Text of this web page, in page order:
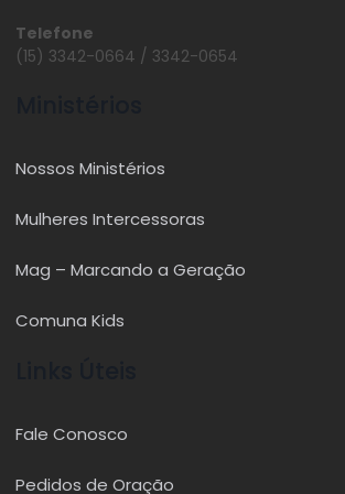
Telefone
(15) 3342-0664 / 3342-0654
Nossos Ministérios
Mulheres Intercessoras
Mag – Marcando a Geração
Comuna Kids
Fale Conosco
Pedidos de Oração